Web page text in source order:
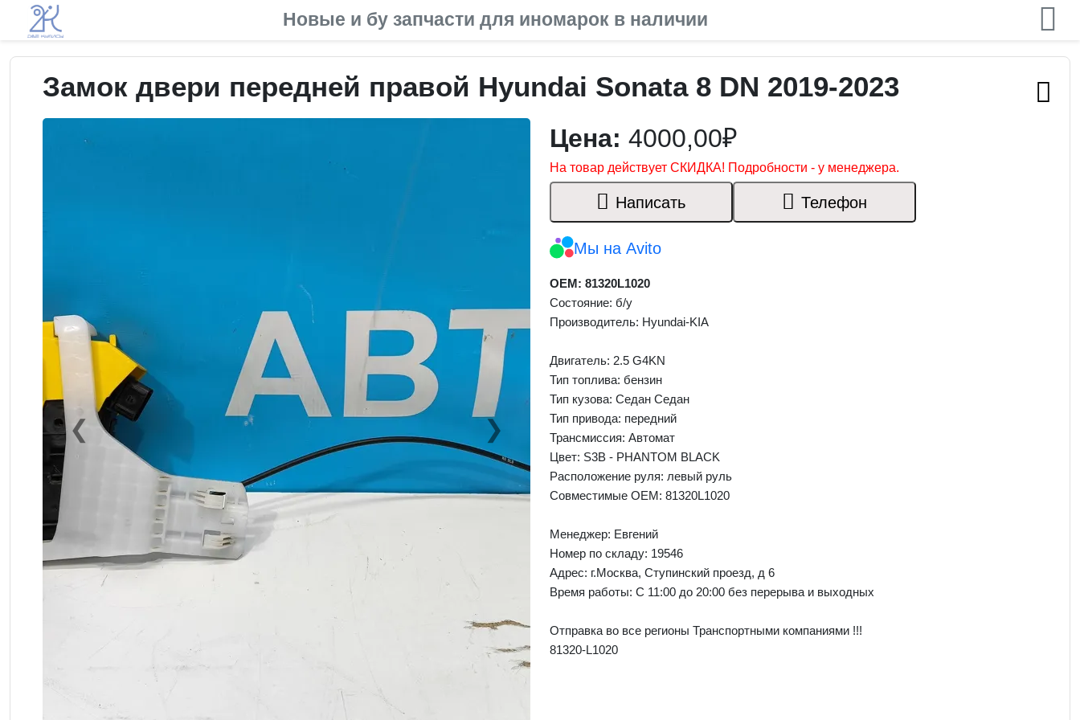
Новые и бу запчасти для иномарок в наличии
Замок двери передней правой Hyundai Sonata 8 DN 2019-2023
❮Previous ❯
Next
Цена: 4000,00₽
На товар действует СКИДКА! Подробности - у менеджера.
Написать Телефон
Мы на Avito
OEM: 81320L1020
Состояние: б/у
Производитель: Hyundai-KIA
Двигатель: 2.5 G4KN
Тип топлива: бензин
Тип кузова: Седан Седан
Тип привода: передний
Трансмиссия: Автомат
Цвет: S3B - PHANTOM BLACK
Расположение руля: левый руль
Совместимые OEM: 81320L1020
Менеджер: Евгений
Номер по складу: 19546
Адрес: г.Москва, Ступинский проезд, д 6
Время работы: С 11:00 до 20:00 без перерыва и выходных
Отправка во все регионы Транспортными компаниями !!!
81320-L1020